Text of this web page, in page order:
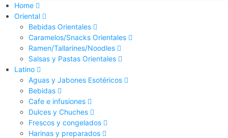
Home
Oriental
Bebidas Orientales
Caramelos/Snacks Orientales
Ramen/Tallarines/Noodles
Salsas y Pastas Orientales
Latino
Aguas y Jabones Esotéricos
Bebidas
Cafe e infusiones
Dulces y Chuches
Frescos y congelados
Harinas y preparados